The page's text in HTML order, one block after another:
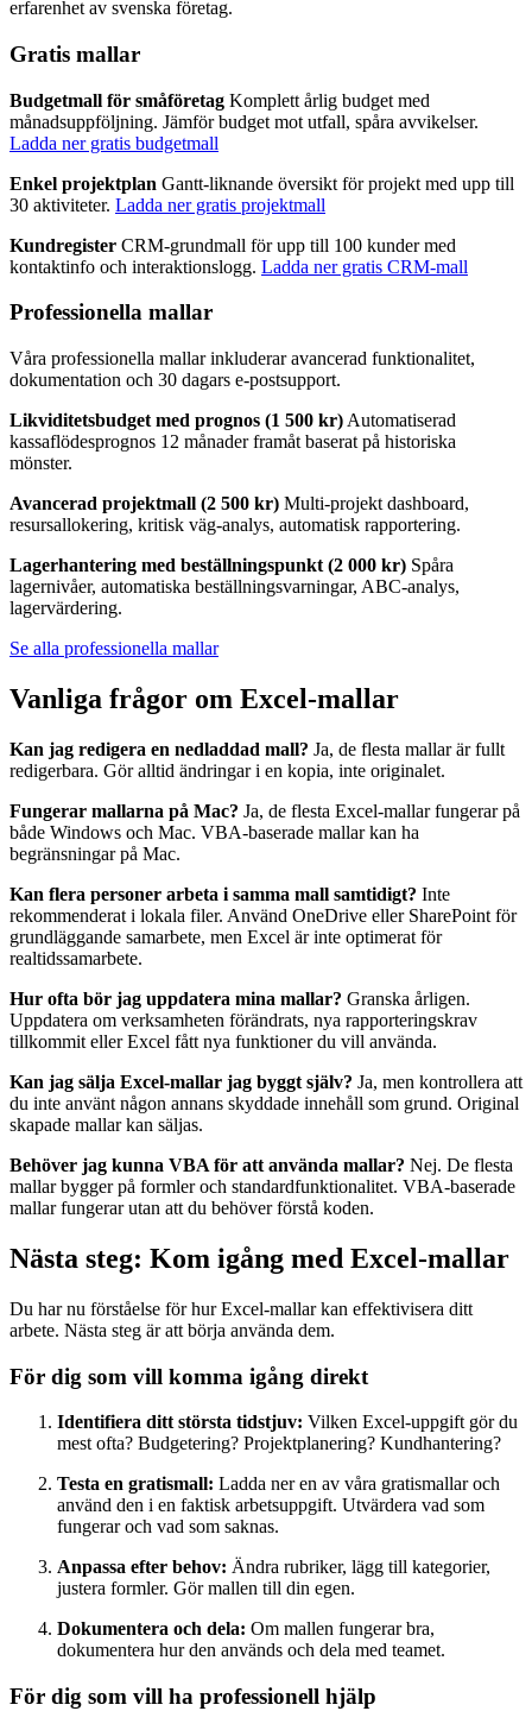
erfarenhet av svenska företag.
Gratis mallar
Budgetmall för småföretag Komplett årlig budget med
månadsuppföljning. Jämför budget mot utfall, spåra avvikelser.
Ladda ner gratis budgetmall
Enkel projektplan Gantt-liknande översikt för projekt med upp till
30 aktiviteter. Ladda ner gratis projektmall
Kundregister CRM-grundmall för upp till 100 kunder med
kontaktinfo och interaktionslogg. Ladda ner gratis CRM-mall
Professionella mallar
Våra professionella mallar inkluderar avancerad funktionalitet,
dokumentation och 30 dagars e-postsupport.
Likviditetsbudget med prognos (1 500 kr) Automatiserad
kassaflödesprognos 12 månader framåt baserat på historiska
mönster.
Avancerad projektmall (2 500 kr) Multi-projekt dashboard,
resursallokering, kritisk väg-analys, automatisk rapportering.
Lagerhantering med beställningspunkt (2 000 kr) Spåra
lagernivåer, automatiska beställningsvarningar, ABC-analys,
lagervärdering.
Se alla professionella mallar
Vanliga frågor om Excel-mallar
Kan jag redigera en nedladdad mall? Ja, de flesta mallar är fullt
redigerbara. Gör alltid ändringar i en kopia, inte originalet.
Fungerar mallarna på Mac? Ja, de flesta Excel-mallar fungerar på
både Windows och Mac. VBA-baserade mallar kan ha
begränsningar på Mac.
Kan flera personer arbeta i samma mall samtidigt? Inte
rekommenderat i lokala filer. Använd OneDrive eller SharePoint för
grundläggande samarbete, men Excel är inte optimerat för
realtidssamarbete.
Hur ofta bör jag uppdatera mina mallar? Granska årligen.
Uppdatera om verksamheten förändrats, nya rapporteringskrav
tillkommit eller Excel fått nya funktioner du vill använda.
Kan jag sälja Excel-mallar jag byggt själv? Ja, men kontrollera att
du inte använt någon annans skyddade innehåll som grund. Original
skapade mallar kan säljas.
Behöver jag kunna VBA för att använda mallar? Nej. De flesta
mallar bygger på formler och standardfunktionalitet. VBA-baserade
mallar fungerar utan att du behöver förstå koden.
Nästa steg: Kom igång med Excel-mallar
Du har nu förståelse för hur Excel-mallar kan effektivisera ditt
arbete. Nästa steg är att börja använda dem.
För dig som vill komma igång direkt
Identifiera ditt största tidstjuv: Vilken Excel-uppgift gör du
mest ofta? Budgetering? Projektplanering? Kundhantering?
Testa en gratismall: Ladda ner en av våra gratismallar och
använd den i en faktisk arbetsuppgift. Utvärdera vad som
fungerar och vad som saknas.
Anpassa efter behov: Ändra rubriker, lägg till kategorier,
justera formler. Gör mallen till din egen.
Dokumentera och dela: Om mallen fungerar bra,
dokumentera hur den används och dela med teamet.
För dig som vill ha professionell hjälp